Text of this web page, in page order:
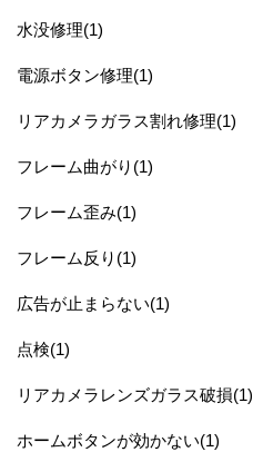
水没修理(1)
電源ボタン修理(1)
リアカメラガラス割れ修理(1)
フレーム曲がり(1)
フレーム歪み(1)
フレーム反り(1)
広告が止まらない(1)
点検(1)
リアカメラレンズガラス破損(1)
ホームボタンが効かない(1)